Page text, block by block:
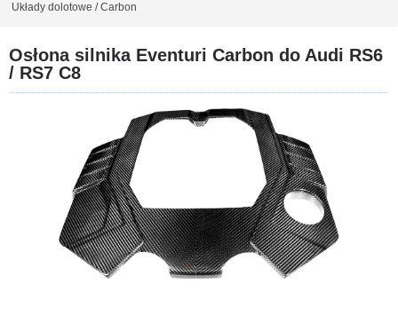
Układy dolotowe / Carbon
Osłona silnika Eventuri Carbon do Audi RS6
/ RS7 C8